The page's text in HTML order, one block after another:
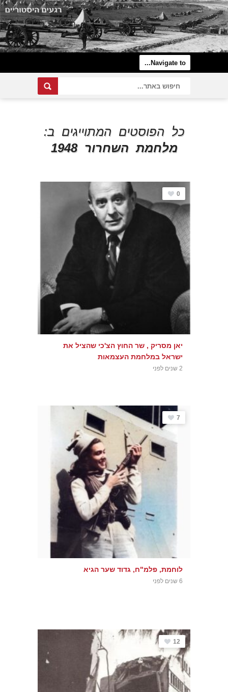
כל הפוסטים המתוייגים ב:
מלחמת השחרור 1948
0
יאן מסריק , שר החוץ הצ'כי שהציל את
ישראל במלחמת העצמאות
2 שנים לפני
7
לוחמת, פלמ"ח, גדוד שער הגיא
6 שנים לפני
12